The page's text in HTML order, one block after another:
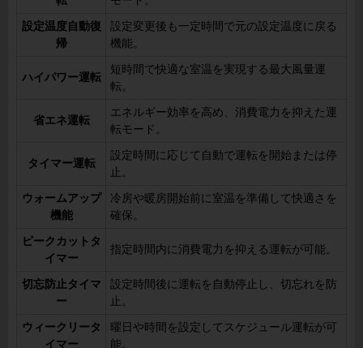
設定温度自動復
帰
設定変更後も一定時間で元の設定温度に戻る
機能。
ハイパワー運転
短時間で快適な室温を実現する最大風量運
転。
省エネ運転
エネルギー効率を高め、消費電力を抑えた運
転モード。
タイマー運転
設定時間に応じて自動で運転を開始または停
止。
ウォームアップ
機能
冷房や暖房開始前に室温を準備して快適さを
確保。
ピークカットタ
イマー
指定時間内に消費電力を抑える運転が可能。
切忘防止タイマ
ー
設定時間後に運転を自動停止し、切忘れを防
止。
ウィークリータ
イマー
曜日や時間を設定してスケジュール運転が可
能。